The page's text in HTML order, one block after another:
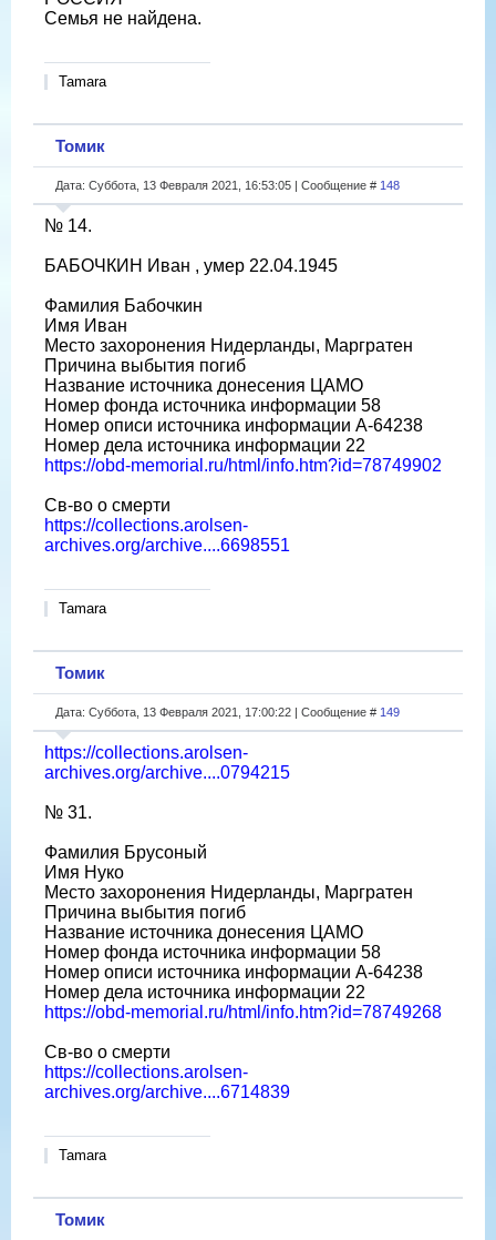
Семья не найдена.
Tamara
Томик
Дата: Суббота, 13 Февраля 2021, 16:53:05 | Сообщение # 148
№ 14.
БАБОЧКИН Иван , умер 22.04.1945
Фамилия Бабочкин
Имя Иван
Место захоронения Нидерланды, Маргратен
Причина выбытия погиб
Название источника донесения ЦАМО
Номер фонда источника информации 58
Номер описи источника информации A-64238
Номер дела источника информации 22
https://obd-memorial.ru/html/info.htm?id=78749902
Св-во о смерти
https://collections.arolsen-
archives.org/archive....6698551
Tamara
Томик
Дата: Суббота, 13 Февраля 2021, 17:00:22 | Сообщение # 149
https://collections.arolsen-
archives.org/archive....0794215
№ 31.
Фамилия Брусоный
Имя Нуко
Место захоронения Нидерланды, Маргратен
Причина выбытия погиб
Название источника донесения ЦАМО
Номер фонда источника информации 58
Номер описи источника информации A-64238
Номер дела источника информации 22
https://obd-memorial.ru/html/info.htm?id=78749268
Св-во о смерти
https://collections.arolsen-
archives.org/archive....6714839
Tamara
Томик